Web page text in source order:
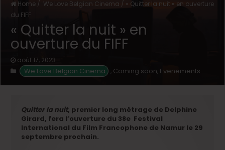
Home / We Love Belgian Cinema / « Quitter la nuit » en ouverture
du FIFF
« Quitter la nuit » en
ouverture du FIFF
août 17, 2023
We Love Belgian Cinema , Coming soon, Evenements
Quitter la nuit, premier long métrage de Delphine
Girard, fera l’ouverture du 38e Festival
International du Film Francophone de Namur le 29
septembre prochain.